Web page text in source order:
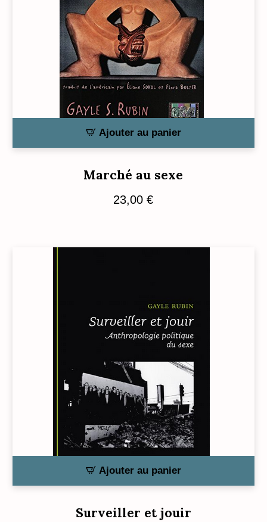
Ajouter au panier
Marché au sexe
23,00 €
Ajouter au panier
Surveiller et jouir